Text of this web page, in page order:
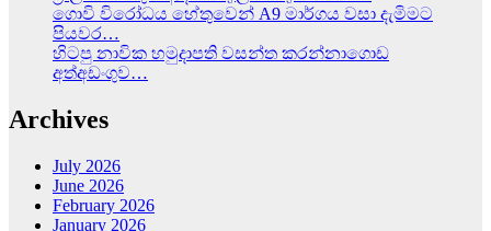
ගොවි විරෝධය හේතුවෙන් A9 මාර්ගය වසා දැමිමට
පියවර…
හිටපු නාවික හමුදාපති වසන්ත කරන්නාගොඩ
අත්අඩංගුව…
Archives
July 2026
June 2026
February 2026
January 2026